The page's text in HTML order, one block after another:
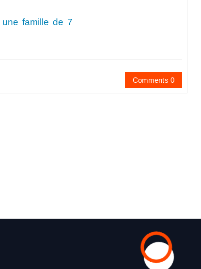
famille de 7
Comments 0